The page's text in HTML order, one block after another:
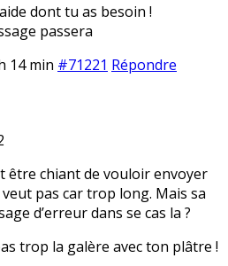
dont tu as besoin !
passera
14 min #71221 Répondre
être chiant de vouloir envoyer
pas car trop long. Mais sa
d’erreur dans se cas la ?
trop la galère avec ton plâtre !